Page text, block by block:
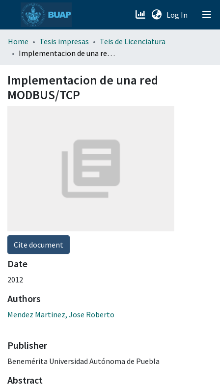
Log In (current)
menu.section.about_menu
Home Tesis impresas
Teis de Licenciatura
Implementacion de una red MODBUS/TCP
Implementacion de una red
MODBUS/TCP
Cite document
Date
2012
Authors
Mendez Martinez, Jose Roberto
Publisher
Benemérita Universidad Autónoma de Puebla
Abstract